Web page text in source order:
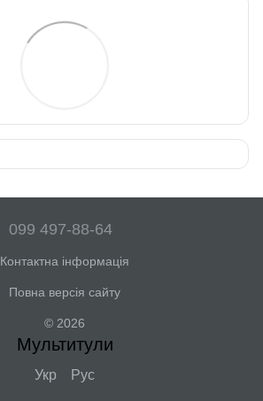
099 497-88-64
Контактна інформація
Повна версія сайту
© 2026
Мультитули
Укр Рус